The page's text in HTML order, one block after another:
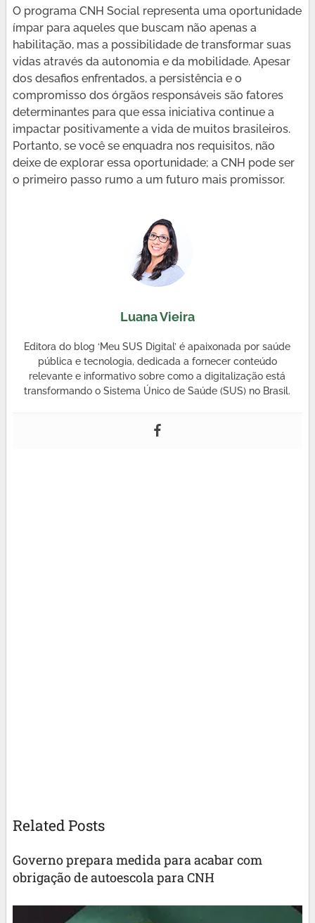
O programa CNH Social representa uma oportunidade
ímpar para aqueles que buscam não apenas a
habilitação, mas a possibilidade de transformar suas
vidas através da autonomia e da mobilidade. Apesar
dos desafios enfrentados, a persistência e o
compromisso dos órgãos responsáveis são fatores
determinantes para que essa iniciativa continue a
impactar positivamente a vida de muitos brasileiros.
Portanto, se você se enquadra nos requisitos, não
deixe de explorar essa oportunidade; a CNH pode ser
o primeiro passo rumo a um futuro mais promissor.
Luana Vieira
Editora do blog ‘Meu SUS Digital’ é apaixonada por saúde
pública e tecnologia, dedicada a fornecer conteúdo
relevante e informativo sobre como a digitalização está
transformando o Sistema Único de Saúde (SUS) no Brasil.
Related Posts
Governo prepara medida para acabar com
obrigação de autoescola para CNH